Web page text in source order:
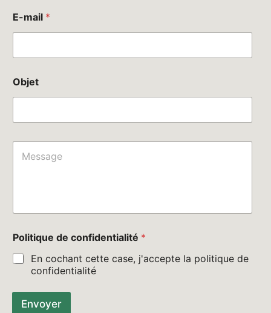
E-mail *
Objet
C
t
r
e
a
Politique de confidentialité *
En cochant cette case, j'accepte la politique de
confidentialité
Envoyer